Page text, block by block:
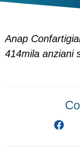
Anap
414mila anziani